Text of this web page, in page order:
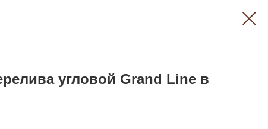
угловой Grand Line в